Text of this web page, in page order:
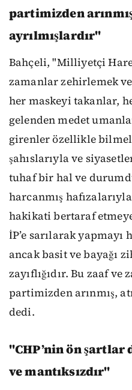
partimizden
ayrılmışlardır"
Bahçeli, "Milliyetçi
zamanlar zehirlemek
her maskeyi takanlar,
gelenden medet
girenler özellikle
şahıslarıyla ve
tuhaf bir hal ve
harcanmış
hakikati bertaraf
İP’e sarılarak yapmayı
ancak basit ve bayağı
zayıflığıdır. Bu zaaf
partimizden arınmış,
dedi.
"CHP’nin ön şartlar
ve mantıksızdır"